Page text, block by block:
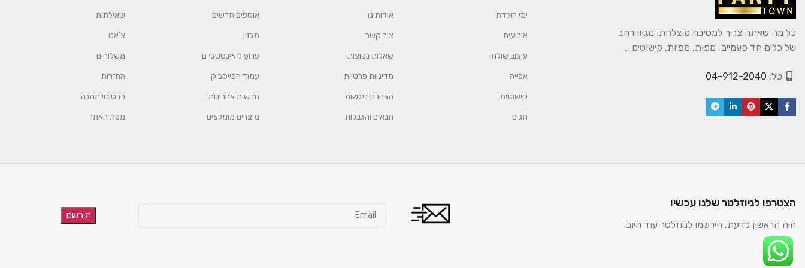
כל מה שאתה צריך למסיבה מוצלחת. מגוון רחב
של כלים חד פעמיים, מפות, מפיות, קישוטים ..
טל: 04-912-2040
ימי הולדת
אירועים
עיצוב שולחן
אפייה
קישוטים
חגים
אודותינו
צור קשר
שאלות נפוצות
מדיניות פרטיות
הצהרת ניגשות
תנאים והגבלות
אוספים חדשים
מגזין
פרופיל אינסטגרם
עמוד הפייסבוק
חדשות אחרונות
מוצרים מומלצים
שאילתות
צ'אט
משלוחים
החזרות
כרטיסי מתנה
מפת האתר
הצטרפו לניוזלטר שלנו עכשיו
היה הראשון לדעת. הירשמו לניוזלטר עוד היום
הירשם